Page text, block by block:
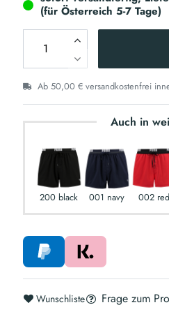
(für Österreich 5-7 Tage)
Ab 50,00 € versandkostenfrei
Auch in
200 black 001 navy 002 red
Wunschliste Frage zum